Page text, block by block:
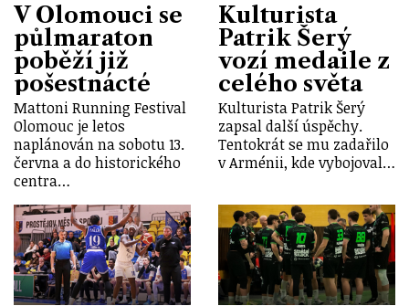
V Olomouci se
půlmaraton
poběží již
pošestnácté
Mattoni Running Festival
Olomouc je letos
naplánován na sobotu 13.
června a do historického
centra…
Kulturista
Patrik Šerý
vozí medaile z
celého světa
Kulturista Patrik Šerý
zapsal další úspěchy.
Tentokrát se mu zadařilo
v Arménii, kde vybojoval…